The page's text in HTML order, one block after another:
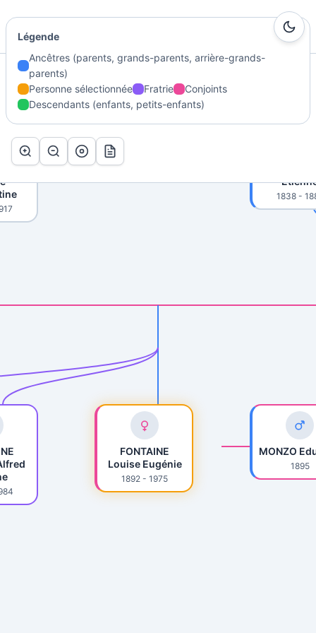
Accueil/Généalogie
Arbre de FONTAINE Louise Eugénie
1838 -
Joseph
FONTAINE
Louise Eugénie
1892 - 1975
MONZO
1895
Légende
Ancêtres (parents, grands-parents, arrière-grands-
parents)
Personne sélectionnée
Fratrie
Conjoints
Descendants (enfants, petits-enfants)